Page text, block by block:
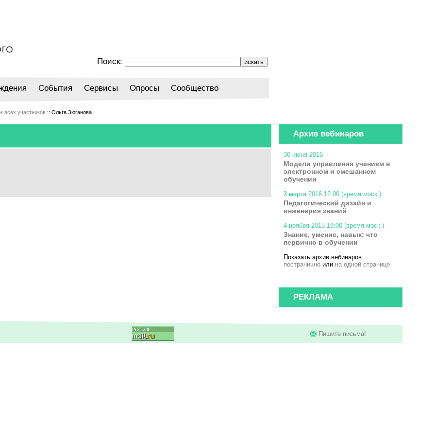
Поиск:
События Сервисы Опросы Сообщество
всех участников :: Ольга Зюганова
Архив вебинаров
30 июня 2016
Модели управления учением в
электронном и смешанном
обучении
3 марта 2016 12:00 (время моск.)
Педагогический дизайн и
инженерия знаний
4 ноября 2015 19:00 (время моск.)
Знание, умение, навык: что
первично в обучении
Показать архив вебинаров
постранично или на одной странице
РЕКЛАМА
Пишите письма!